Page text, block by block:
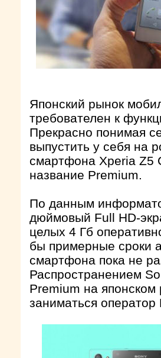
Японский рынок
требователен к
Прекрасно понимая
выпустить у себя на
смартфона Xperia Z5
название Premium.
По данным
дюймовый Full HD-
целых 4 Гб
бы примерные сроки
смартфона пока не
Распространением
Premium на японском
заниматься